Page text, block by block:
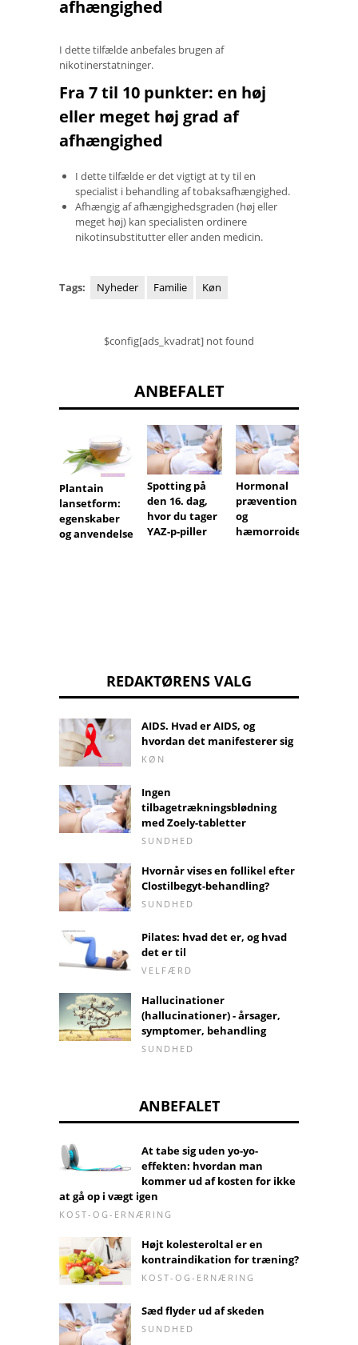
afhængighed
I dette tilfælde anbefales brugen af ​​
nikotinerstatninger.
Fra 7 til 10 punkter: en høj
eller meget høj grad af
afhængighed
I dette tilfælde er det vigtigt at ty til en
specialist i behandling af tobaksafhængighed.
Afhængig af afhængighedsgraden (høj eller
meget høj) kan specialisten ordinere
nikotinsubstitutter eller anden medicin.
Tags: Nyheder Familie Køn
$config[ads_kvadrat] not found
ANBEFALET
Plantain
lansetform:
egenskaber
og anvendelse
Spotting på
den 16. dag,
hvor du tager
YAZ-p-piller
Hormonal
prævention
og
hæmorroider
REDAKTØRENS VALG
AIDS. Hvad er AIDS, og
hvordan det manifesterer sig
KØN
Ingen
tilbagetrækningsblødning
med Zoely-tabletter
SUNDHED
Hvornår vises en follikel efter
Clostilbegyt-behandling?
SUNDHED
Pilates: hvad det er, og hvad
det er til
VELFÆRD
Hallucinationer
(hallucinationer) - årsager,
symptomer, behandling
SUNDHED
ANBEFALET
At tabe sig uden yo-yo-
effekten: hvordan man
kommer ud af kosten for ikke
at gå op i vægt igen
KOST-OG-ERNÆRING
Højt kolesteroltal er en
kontraindikation for træning?
KOST-OG-ERNÆRING
Sæd flyder ud af skeden
SUNDHED